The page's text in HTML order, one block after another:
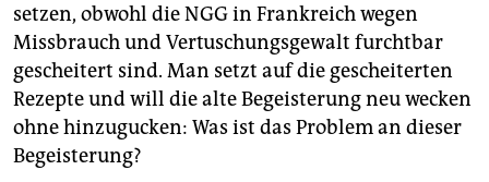
setzen, obwohl die NGG in Frankreich wegen
Missbrauch und Vertuschungsgewalt furchtbar
gescheitert sind. Man setzt auf die gescheiterten
Rezepte und will die alte Begeisterung neu wecken
ohne hinzugucken: Was ist das Problem an dieser
Begeisterung?